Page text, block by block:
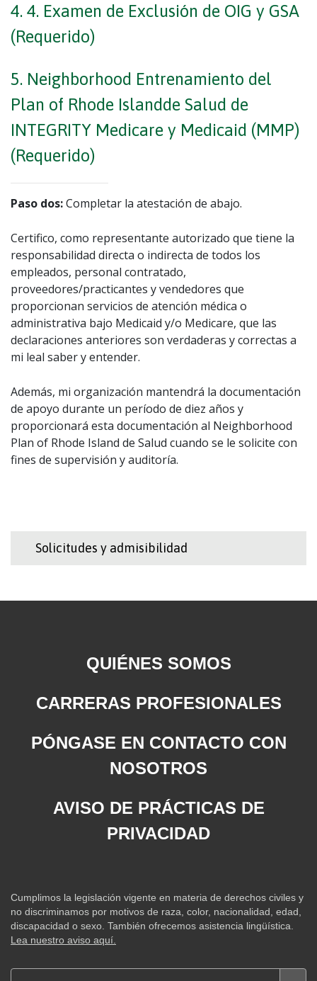
4. 4. Examen de Exclusión de OIG y GSA
(Requerido)
5. Neighborhood Entrenamiento del
Plan of Rhode Islandde Salud de
INTEGRITY Medicare y Medicaid (MMP)
(Requerido)
Paso dos:Completar la atestación de abajo.
Certifico, como representante autorizado que tiene la
responsabilidad directa o indirecta de todos los
empleados, personal contratado,
proveedores/practicantes y vendedores que
proporcionan servicios de atención médica o
administrativa bajo Medicaid y/o Medicare, que las
declaraciones anteriores son verdaderas y correctas a
mi leal saber y entender.
Además, mi organización mantendrá la documentación
de apoyo durante un período de diez años y
proporcionará esta documentación al Neighborhood
Plan of Rhode Island de Salud cuando se le solicite con
fines de supervisión y auditoría.
Solicitudes y admisibilidad
QUIÉNES SOMOS
CARRERAS PROFESIONALES
PÓNGASE EN CONTACTO CON
NOSOTROS
AVISO DE PRÁCTICAS DE
PRIVACIDAD
Cumplimos la legislación vigente en materia de derechos civiles y
no discriminamos por motivos de raza, color, nacionalidad, edad,
discapacidad o sexo. También ofrecemos asistencia lingüística.
Lea nuestro aviso aquí.